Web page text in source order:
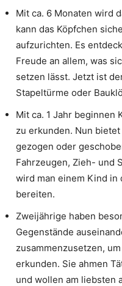
Mit ca. 6 Monaten wird
kann das Köpfchen
aufzurichten. Es
Freude an allem, was
setzen lässt. Jetzt ist
Stapeltürme oder
Mit ca. 1 Jahr beginnen
zu erkunden. Nun
gezogen oder
Fahrzeugen, Zieh- und
wird man einem Kind in
bereiten.
Zweijährige haben
Gegenstände
zusammenzusetzen,
erkunden. Sie ahmen
und wollen am liebsten